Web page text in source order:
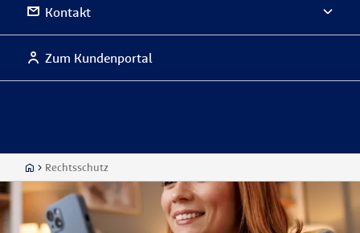
Kontakt
Zum Kundenportal
Rechtsschutz